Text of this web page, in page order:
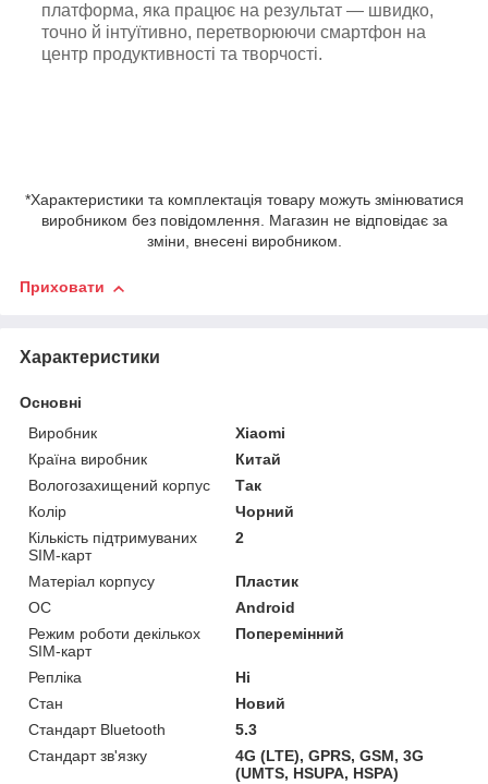
платформа, яка працює на результат — швидко,
точно й інтуїтивно, перетворюючи смартфон на
центр продуктивності та творчості.
*Характеристики та комплектація товару можуть змінюватися
виробником без повідомлення. Магазин не відповідає за
зміни, внесені виробником.
Приховати
Характеристики
Основні
Виробник
Xiaomi
Країна виробник
Китай
Вологозахищений корпус
Так
Колір
Чорний
Кількість підтримуваних
SIM-карт
2
Матеріал корпусу
Пластик
ОС
Android
Режим роботи декількох
SIM-карт
Поперемінний
Репліка
Ні
Стан
Новий
Стандарт Bluetooth
5.3
Стандарт зв'язку
4G (LTE), GPRS, GSM, 3G
(UMTS, HSUPA, HSPA)